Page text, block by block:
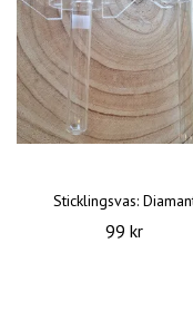
Sticklingsvas:
99 kr